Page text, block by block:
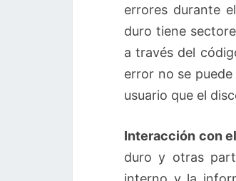
errores durante
duro tiene
a través del
error no se
usuario que el
Interacción con
duro y otras